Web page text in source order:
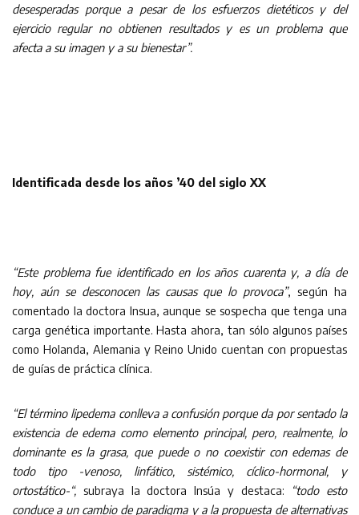
desesperadas porque a pesar de los esfuerzos dietéticos y del
ejercicio regular no obtienen resultados y es un problema que
afecta a su imagen y a su bienestar”.
Identificada desde los años ’40 del siglo XX
“Este problema fue identificado en los años cuarenta y, a día de
hoy, aún se desconocen las causas que lo provoca”, según ha
comentado la doctora Insua, aunque se sospecha que tenga una
carga genética importante. Hasta ahora, tan sólo algunos países
como Holanda, Alemania y Reino Unido cuentan con propuestas
de guías de práctica clínica.
“El término lipedema conlleva a confusión porque da por sentado la
existencia de edema como elemento principal, pero, realmente, lo
dominante es la grasa, que puede o no coexistir con edemas de
todo tipo -venoso, linfático, sistémico, cíclico-hormonal, y
ortostático-“, subraya la doctora Insúa y destaca:
“todo esto
conduce a un cambio de paradigma y a la propuesta de alternativas